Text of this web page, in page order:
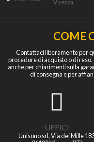
COME
Contattaci liberamente per
procedure di acquisto o di
anche per chiarimenti sulla
di consegna e per
UFFICI
Unisono srl, Via dei Mille